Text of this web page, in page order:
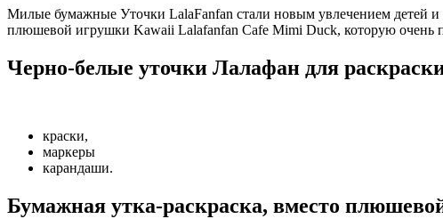
Милые бумажные Уточки LalaFanfan стали новым увлечением детей и
плюшевой игрушки Kawaii Lalafanfan Cafe Mimi Duck, которую очень
Черно-белые уточки Лалафан для
краски,
маркеры
карандаши.
Бумажная утка-раскраска, вместо